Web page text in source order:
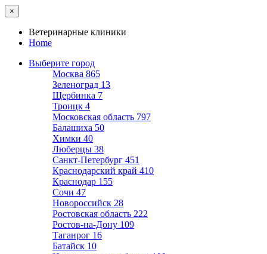
×
Ветеринарные клиники
Home
Выберите город
Москва 865
Зеленоград 13
Щербинка 7
Троицк 4
Московская область 797
Балашиха 50
Химки 40
Люберцы 38
Санкт-Петербург 451
Краснодарский край 410
Краснодар 155
Сочи 47
Новороссийск 28
Ростовская область 222
Ростов-на-Дону 109
Таганрог 16
Батайск 10